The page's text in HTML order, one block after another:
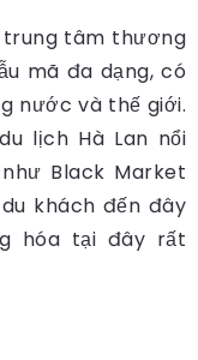
tâm thương
mã đa dạng, có
nước và thế giới.
lịch Hà Lan nổi
Black Market
khách đến đây
hóa tại đây rất